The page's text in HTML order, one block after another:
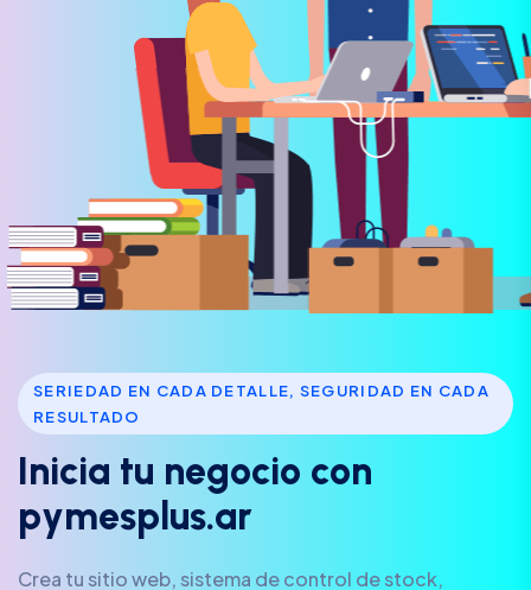
SERIEDAD EN CADA DETALLE, SEGURIDAD EN CADA
RESULTADO
Inicia tu negocio con
pymesp us.ar
Crea tu sitio web, sistema de control de stock,